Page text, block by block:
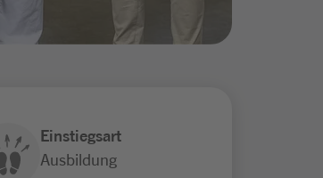
Einstiegsart
Ausbildung